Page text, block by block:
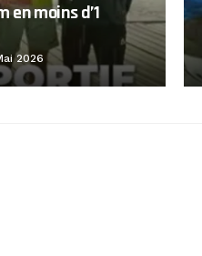
en moins d’1
2026